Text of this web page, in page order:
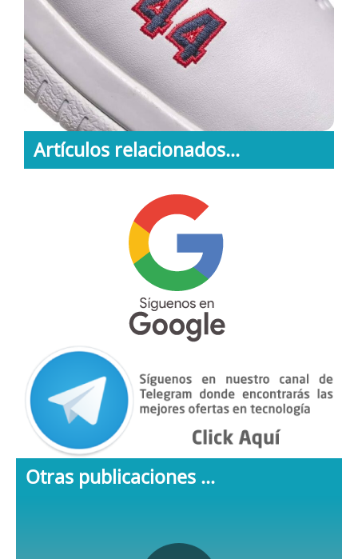
Artículos relacionados...
Otras publicaciones ...